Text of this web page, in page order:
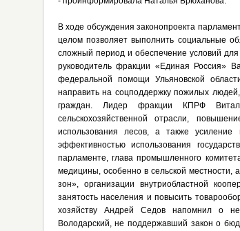
В ходе обсуждения законопроекта
целом позволяет выполнить социальные
сложный период и обеспечение условий
руководитель фракции «Единая Россия»
федеральной помощи Ульяновской
направить на соцподдержку пожилых
граждан. Лидер фракции КПРФ
сельскохозяйственной отрасли,
использования лесов, а также
эффективностью использования
парламенте, глава промышленного
медицины, особенно в сельской местности,
зон», организации внутриобластной
занятость населения и повысить
хозяйству Андрей Седов напомнил о
Володарский, не поддержавший закон о